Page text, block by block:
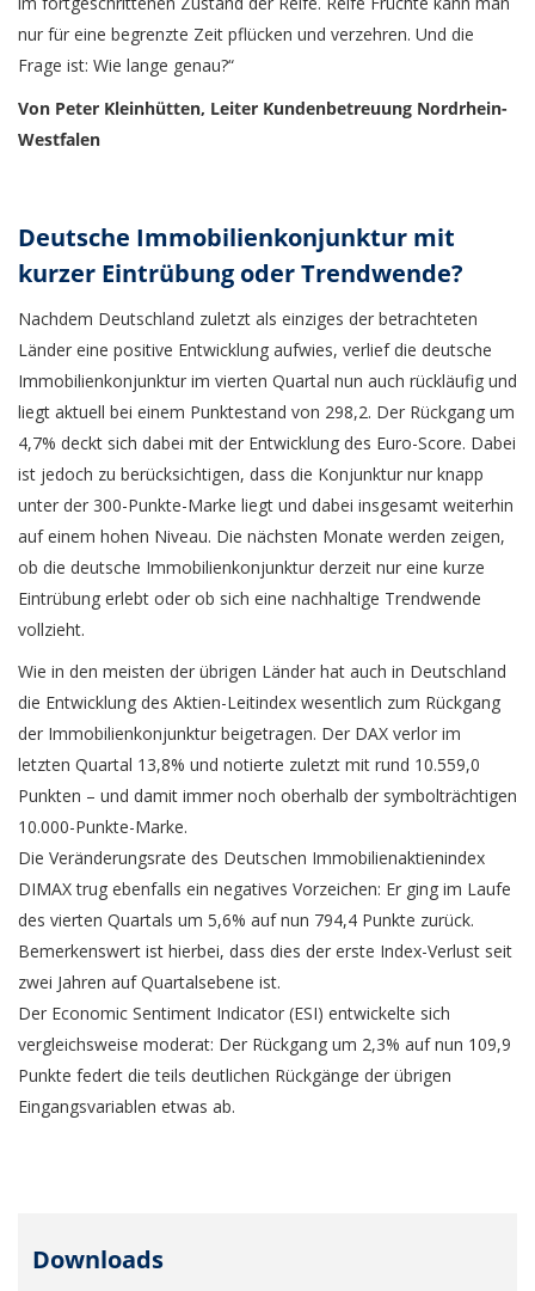
nur für eine begrenzte Zeit pflücken und verzehren. Und die
Frage ist: Wie lange genau?“
Von Peter Kleinhütten, Leiter Kundenbetreuung Nordrhein-
Westfalen
Deutsche Immobilienkonjunktur mit
kurzer Eintrübung oder Trendwende?
Nachdem Deutschland zuletzt als einziges der betrachteten
Länder eine positive Entwicklung aufwies, verlief die deutsche
Immobilienkonjunktur im vierten Quartal nun auch rückläufig und
liegt aktuell bei einem Punktestand von 298,2. Der Rückgang um
4,7% deckt sich dabei mit der Entwicklung des Euro-Score. Dabei
ist jedoch zu berücksichtigen, dass die Konjunktur nur knapp
unter der 300-Punkte-Marke liegt und dabei insgesamt weiterhin
auf einem hohen Niveau. Die nächsten Monate werden zeigen,
ob die deutsche Immobilienkonjunktur derzeit nur eine kurze
Eintrübung erlebt oder ob sich eine nachhaltige Trendwende
vollzieht.
Wie in den meisten der übrigen Länder hat auch in Deutschland
die Entwicklung des Aktien-Leitindex wesentlich zum Rückgang
der Immobilienkonjunktur beigetragen. Der DAX verlor im
letzten Quartal 13,8% und notierte zuletzt mit rund 10.559,0
Punkten – und damit immer noch oberhalb der symbolträchtigen
10.000-Punkte-Marke.
Die Veränderungsrate des Deutschen Immobilienaktienindex
DIMAX trug ebenfalls ein negatives Vorzeichen: Er ging im Laufe
des vierten Quartals um 5,6% auf nun 794,4 Punkte zurück.
Bemerkenswert ist hierbei, dass dies der erste Index-Verlust seit
zwei Jahren auf Quartalsebene ist.
Der Economic Sentiment Indicator (ESI) entwickelte sich
vergleichsweise moderat: Der Rückgang um 2,3% auf nun 109,9
Punkte federt die teils deutlichen Rückgänge der übrigen
Eingangsvariablen etwas ab.
Downloads